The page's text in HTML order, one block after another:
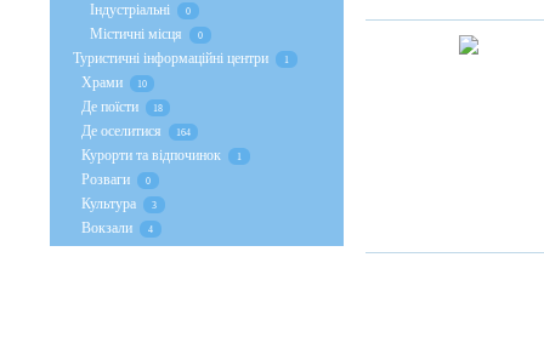
Індустріальні 0
Містичні місця 0
Туристичні інформаційні центри 1
Храми 10
Де поїсти 18
Де оселитися 164
Курорти та відпочинок 1
Розваги 0
Культура 3
Вокзали 4